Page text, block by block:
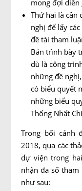
mong đợi diễn
Thứ hai là cần
nghị để lấy
đề tài tham
Bản trình bày
dù là công
những đề
có biểu quyết
những biểu
Thống Nhất
Trong bối cảnh
2018, qua các
dự viện trong
nhận đa số
như sau: